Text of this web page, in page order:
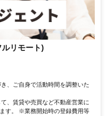
リモート)
、ご自身で活動時間を調整いた
、賃貸や売買など不動産営業に
す。 ※業務開始時の登録費用等